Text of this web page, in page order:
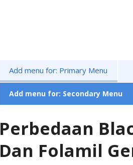
Add menu for: Primary Menu
Add menu for: Secondary Menu
Perbedaan
Dan Folamil